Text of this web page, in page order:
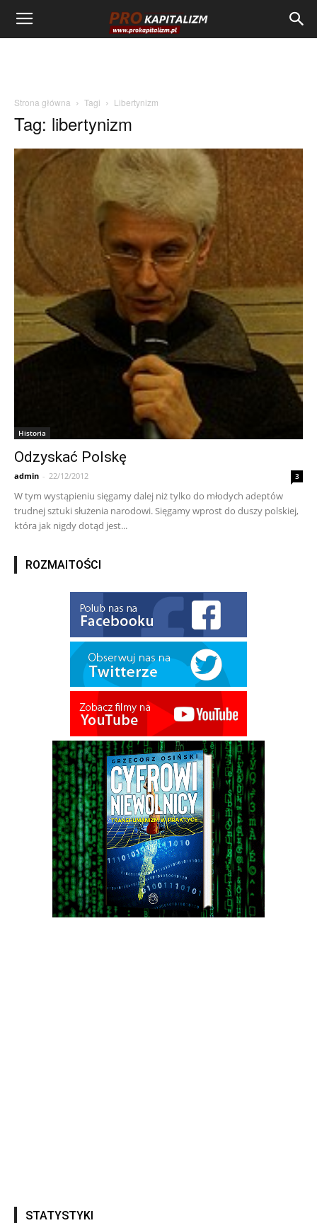
Strona główna Tagi Libertynizm
Tag: libertynizm
Historia
Odzyskać Polskę
admin - 22/12/2012 3
W tym wystąpieniu sięgamy dalej niż tylko do młodych adeptów
trudnej sztuki służenia narodowi. Sięgamy wprost do duszy polskiej,
która jak nigdy dotąd jest...
ROZMAITOŚCI
STATYSTYKI